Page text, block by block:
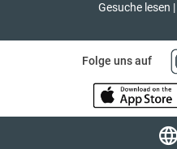
Gesuche lesen |
Folge uns auf